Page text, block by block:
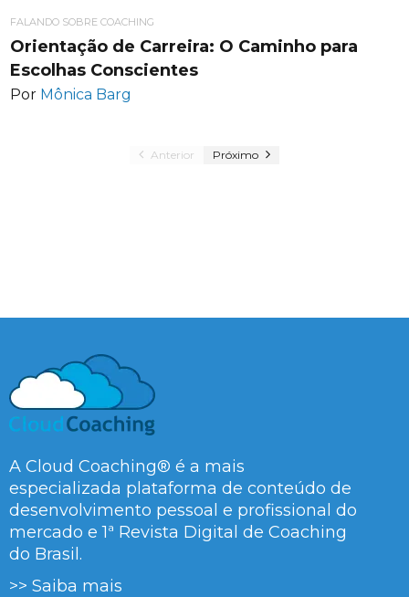
FALANDO SOBRE COACHING
Orientação de Carreira: O Caminho para
Escolhas Conscientes
Por Mônica Barg
Anterior Próximo
A Cloud Coaching® é a mais
especializada plataforma de conteúdo de
desenvolvimento pessoal e profissional do
mercado e 1ª Revista Digital de Coaching
do Brasil.
>> Saiba mais